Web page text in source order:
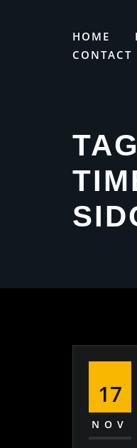
HOME
CONTACT
17
NOV